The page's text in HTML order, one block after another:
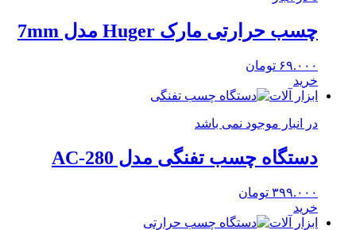
چسب حرارتی مارک Huger مدل 7mm
۶۹.۰۰۰ تومان
خرید
ابزار آلات
در انبار موجود نمی باشد
دستگاه چسب تفنگی مدل AC-280
۳۹۹.۰۰۰ تومان
خرید
ابزار آلات